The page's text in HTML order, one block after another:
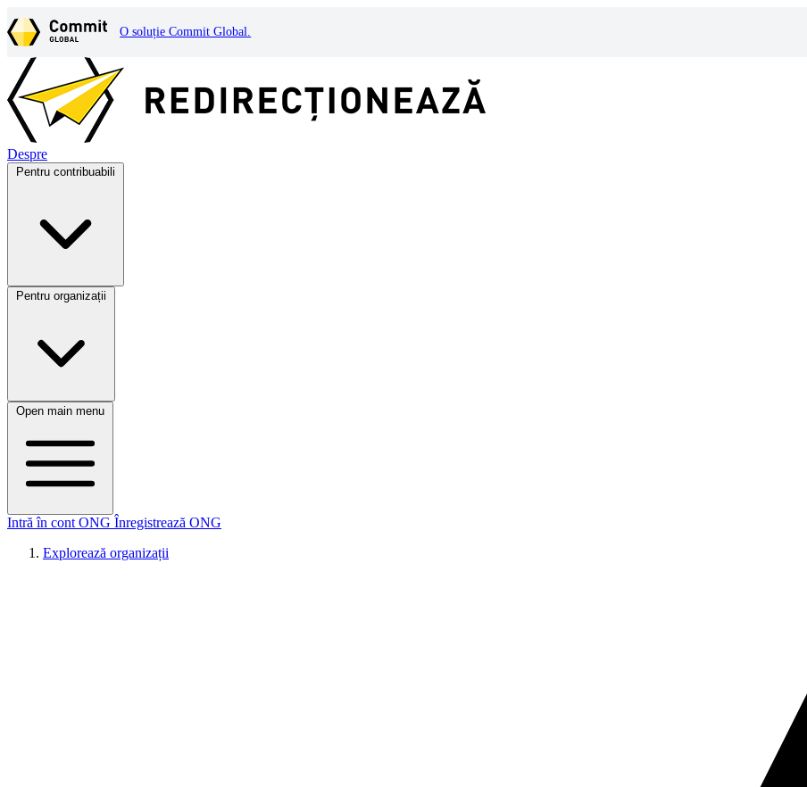
O soluție Commit Global.
Despre
Pentru contribuabili
Pentru organizații
Open main menu
Intră în cont ONG Înregistrează ONG
Explorează organizații